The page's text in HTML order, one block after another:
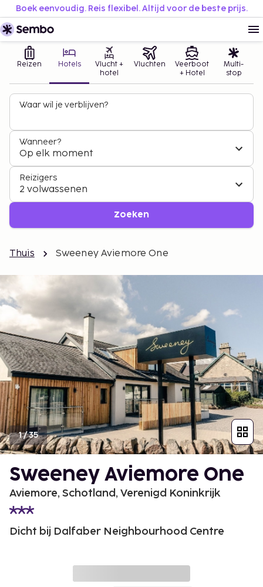
Boek eenvoudig. Reis flexibel. Altijd voor de beste prijs.
Reizen Hotels
Vlucht +
hotel
Vluchten
Veerboot
+ Hotel
Multi-
stop
Waar wil je verblijven?
Wanneer?
Op elk moment
Reizigers
2 volwassenen
Zoeken
Thuis Sweeney Aviemore One
1/35
Sweeney Aviemore One
Aviemore, Schotland, Verenigd Koninkrijk
Dicht bij Dalfaber Neighbourhood Centre